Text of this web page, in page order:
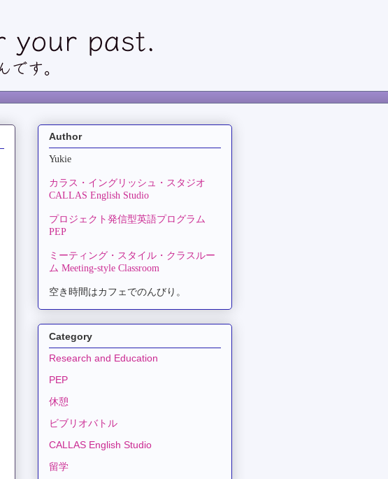
Author
Yukie
カラス・イングリッシュ・スタジオ
CALLAS English Studio
プロジェクト発信型英語プログラム
PEP
ミーティング・スタイル・クラスルー
ム Meeting-style Classroom
空き時間はカフェでのんびり。
Category
Research and Education
PEP
休憩
ビブリオバトル
CALLAS English Studio
留学